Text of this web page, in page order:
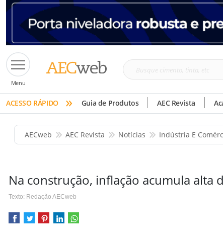
Menu
Busque
tinta,
etc
ACESSO RÁPIDO » Guia de Produtos AEC Revista
AECweb AEC Revista Notícias Indústria E
Na construção, inflação acumula alta
Texto: Redação AECweb